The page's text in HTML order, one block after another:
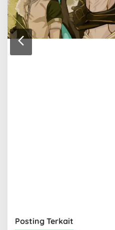
Posting Terkait